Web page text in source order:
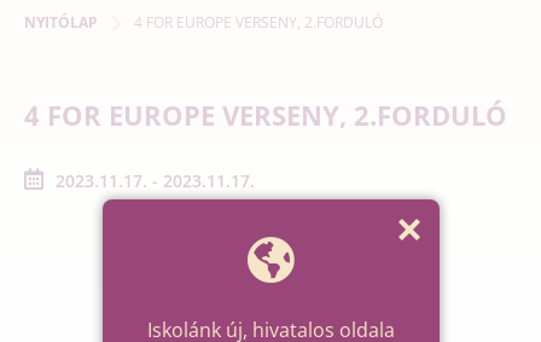
NYITÓLAP 4 FOR EUROPE VERSENY, 2.FORDULÓ
4 FOR EUROPE VERSENY, 2.FORDULÓ
2023.11.17. - 2023.11.17.
Iskolánk új, hivatalos oldala